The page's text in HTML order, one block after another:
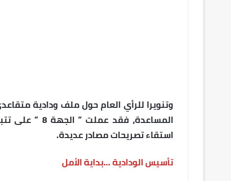
وتنويرا للرأي العام حول ملف ودادية
المساعدة،
استقاء تصريحات مصادر عديدة.
تأسيس الودادية …بداية الأمل